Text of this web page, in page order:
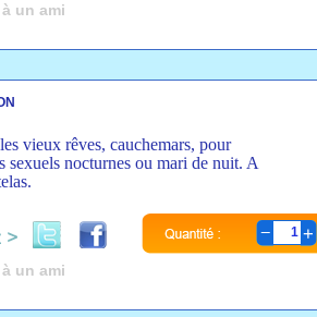
un ami
vieux rêves, cauchemars, pour
sexuels nocturnes ou mari de nuit. A
1
un ami